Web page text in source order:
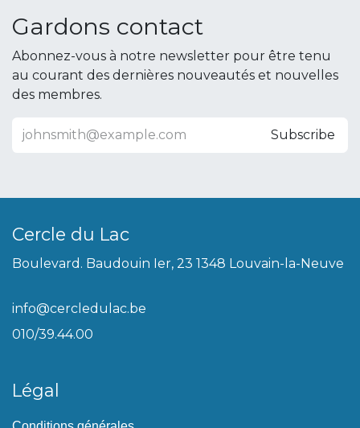
Gardons contact
Abonnez-vous à notre newsletter pour être tenu
au courant des dernières nouveautés et nouvelles
des membres.
Subscribe
Cercle du Lac
Boulevard. Baudouin Ier, 23 1348 Louvain-la-Neuve
info@cercledulac.be
010/39.44.00
Légal